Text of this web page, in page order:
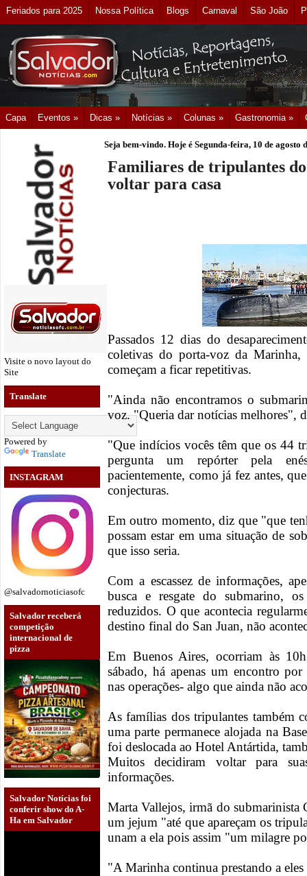
Feriados para 2025 Nossa Política Blogs Carnaval São João
Capa Eventos » Dicas » Notícias » Colunas » Gastronomia »
Visite o novo layout do
Site
Translate
Powered by
Translate
INSTAGRAM
@salvadornoticiasofc
Salvador receberá
competição
internacional de
pizza
Salvador Notícias foi
conferir show do A-
Ha em Salvador
Seja bem-vindo. Hoje é Segunda-feira, 10 de agosto
Familiares de tripulantes
voltar para casa
Passados 12 dias do
coletivas do porta-voz da
começam a ficar repetitivas.
"Ainda não encontramos o
voz. "Queria dar notícias melhores",
"Que indícios vocês têm que os 44
pergunta um repórter pela
pacientemente, como já fez antes,
conjecturas.
Em outro momento, diz que "que
possam estar em uma situação de
que isso seria.
Com a escassez de informações,
busca e resgate do submarino,
reduzidos. O que acontecia
destino final do San Juan, não
Em Buenos Aires, ocorriam às
sábado, há apenas um encontro
nas operações- algo que ainda não
As famílias dos tripulantes também
uma parte permanece alojada na
foi deslocada ao Hotel Antártida,
Muitos decidiram voltar para
informações.
Marta Vallejos, irmã do submarinista
um jejum "até que apareçam os
unam a ela pois assim "um milagre
"A Marinha continua prestando a